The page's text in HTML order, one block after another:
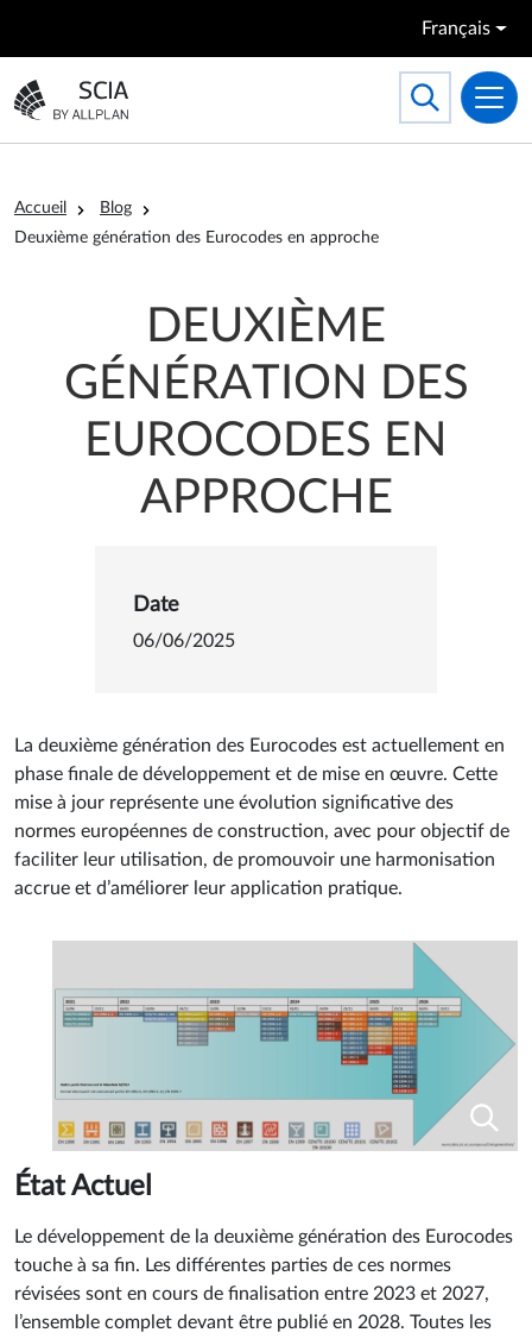
Français
Aller à la page d'accueil
Toggle
Search
Fil d'Ariane
Accueil
Blog
Deuxième génération des Eurocodes en approche
DEUXIÈME
GÉNÉRATION DES
EUROCODES EN
APPROCHE
Détails sur Deuxième
Date
06/06/2025
La deuxième génération des Eurocodes est actuellement en
phase finale de développement et de mise en œuvre. Cette
mise à jour représente une évolution significative des
normes européennes de construction, avec pour objectif de
faciliter leur utilisation, de promouvoir une harmonisation
accrue et d’améliorer leur application pratique.
État Actuel
Le développement de la deuxième génération des Eurocodes
touche à sa fin. Les différentes parties de ces normes
révisées sont en cours de finalisation entre 2023 et 2027,
l’ensemble complet devant être publié en 2028. Toutes les